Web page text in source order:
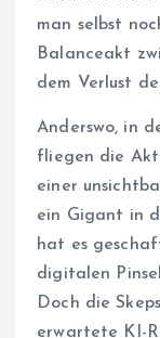
man selbst
Balanceakt
dem Verlust
Anderswo, in
fliegen die
einer
ein Gigant in
hat es
digitalen
Doch die
erwartete KI-